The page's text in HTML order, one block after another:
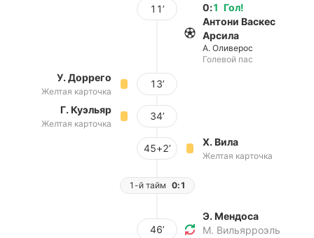
11’ Гол!
0:1
Антони Васкес
Арсила
А. Оливерос
Голевой пас
У. Доррего
Желтая карточка
13’
Г. Куэльяр
Желтая карточка
34’
45+2’
Х. Вила
Желтая карточка
1-й тайм 0:1
46’
Э. Мендоса
М. Вильярроэль